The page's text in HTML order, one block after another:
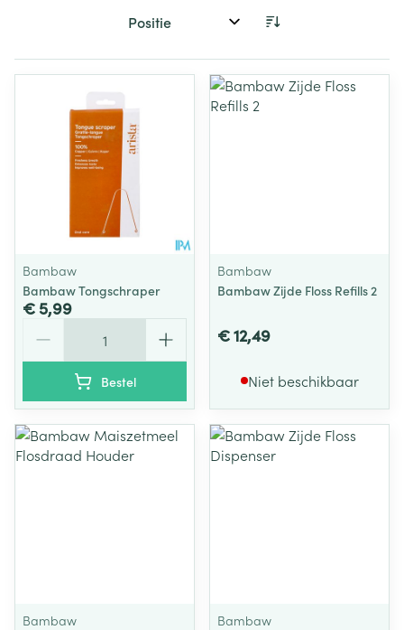
Sorteer op:
Bambaw
Bambaw Tongschraper
€ 5,99
Bestel
Bambaw
Bambaw Zijde Floss Refills 2
€ 12,49
Niet beschikbaar
Bambaw
Bambaw